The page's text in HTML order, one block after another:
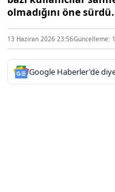
olmadığını öne sürdü.
13 Haziran 2026 23:56Güncelleme:
Google Haberler'de